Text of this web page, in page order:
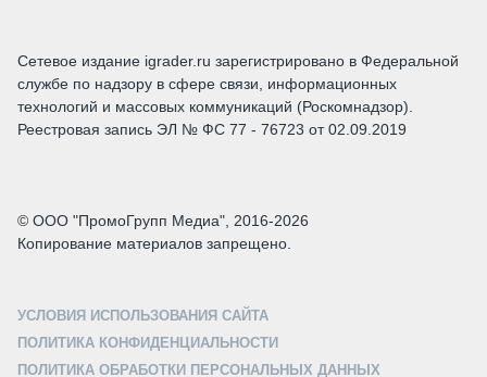
Сетевое издание igrader.ru зарегистрировано в Федеральной
службе по надзору в сфере связи, информационных
технологий и массовых коммуникаций (Роскомнадзор).
Реестровая запись ЭЛ № ФС 77 - 76723 от 02.09.2019
© ООО "ПромоГрупп Медиа", 2016-2026
Копирование материалов запрещено.
УСЛОВИЯ ИСПОЛЬЗОВАНИЯ САЙТА
ПОЛИТИКА КОНФИДЕНЦИАЛЬНОСТИ
ПОЛИТИКА ОБРАБОТКИ ПЕРСОНАЛЬНЫХ ДАННЫХ